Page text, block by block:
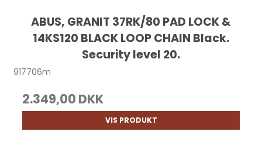
ABUS, GRANIT 37RK/80 PAD LOCK &
14KS120 BLACK LOOP CHAIN Black.
Security level 20.
917706m
2.349,00 DKK
VIS PRODUKT